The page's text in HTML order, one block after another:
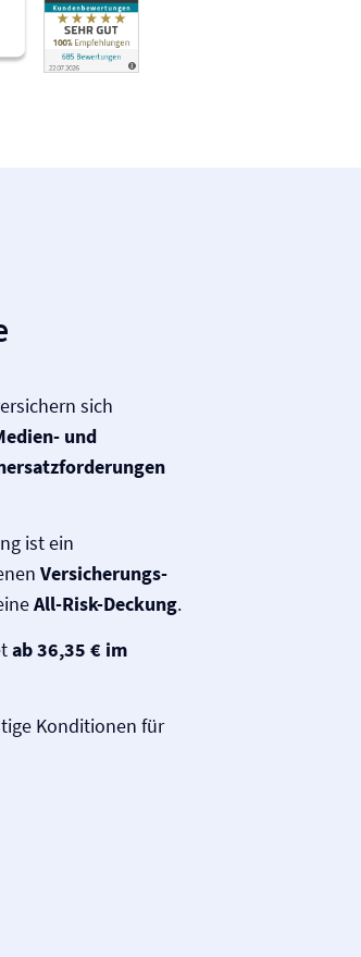
sich
und
ist ein
Versicherungs­
All-Risk-Deckung.
ab 36,35 € im
Konditionen für